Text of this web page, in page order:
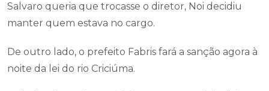
Salvaro queria que trocasse o diretor, Noi decidiu
manter quem estava no cargo.
De outro lado, o prefeito Fabris fará a sanção agora à
noite da lei do rio Criciúma.